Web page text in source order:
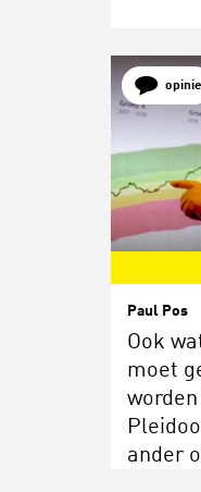
opinie
Paul Pos
Ook
moet
ander